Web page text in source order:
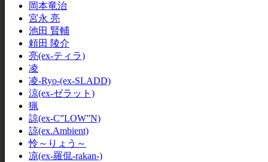
岡本竜治
宮永 亮
池田 賢輔
頼田 陵介
亮(ex-ティラ)
凌
凌-Ryo-(ex-SLADD)
涼(ex-ゼラット)
猟
諒(ex-C”LOW”N)
諒(ex.Ambient)
怜～りょう～
凉(ex-羅侃-rakan-)